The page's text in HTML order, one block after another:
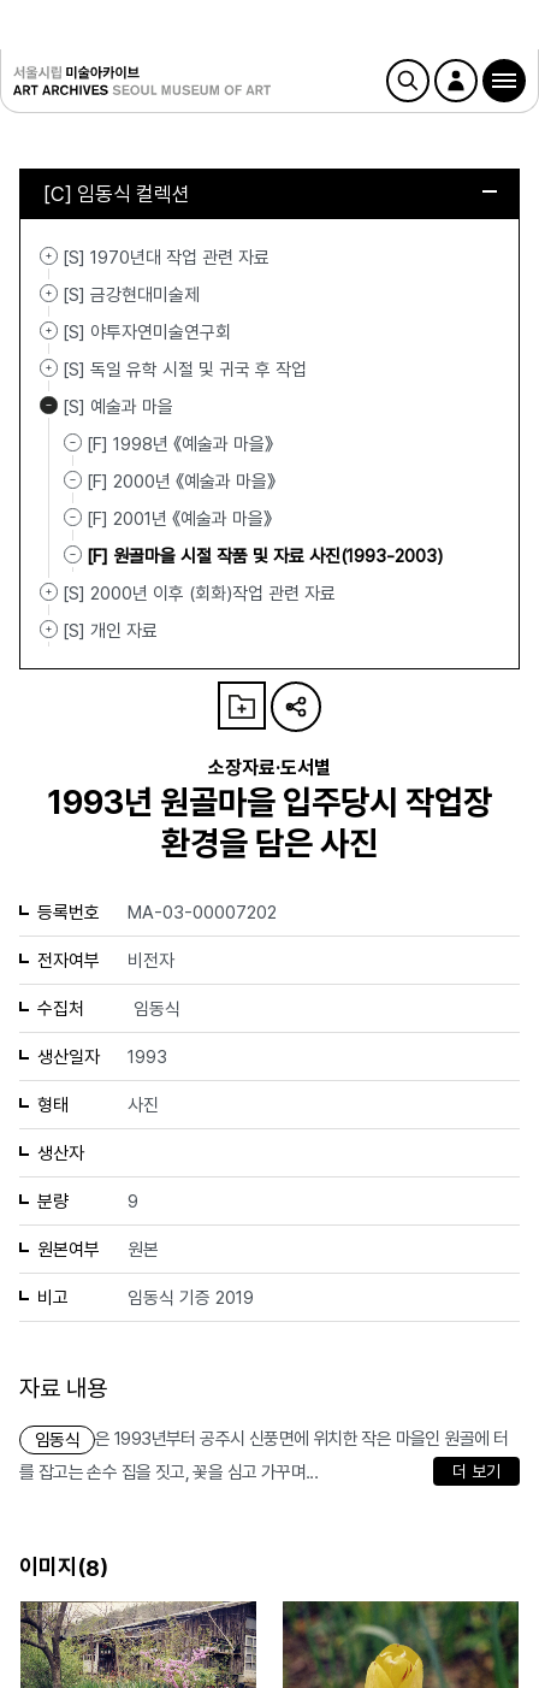
[C] 임동식 컬렉션
[S] 1970년대 작업 관련 자료
[S] 금강현대미술제
[S] 야투자연미술연구회
[S] 독일 유학 시절 및 귀국 후 작업
[S] 예술과 마을
[F] 1998년 《예술과 마을》
[F] 2000년 《예술과 마을》
[F] 2001년 《예술과 마을》
[F] 원골마을 시절 작품 및 자료 사진(1993-2003)
[S] 2000년 이후 (회화)작업 관련 자료
[S] 개인 자료
소장자료·도서별
1993년 원골마을 입주당시 작업장
환경을 담은 사진
등록번호 MA-03-00007202
전자여부 비전자
수집처 임동식
생산일자 1993
형태 사진
생산자
분량 9
원본여부 원본
비고 임동식 기증 2019
자료 내용
임동식
은 1993년부터 공주시 신풍면에 위치한 작은 마을인 원골에 터
를 잡고는 손수 집을 짓고, 꽃을 심고 가꾸며...
더 보기
이미지(8)